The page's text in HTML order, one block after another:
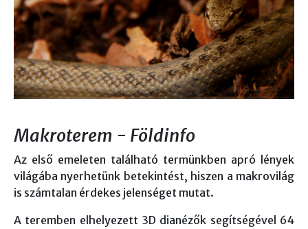
Makroterem - Földinfo
Az első emeleten található termünkben apró lények
világába nyerhetünk betekintést, hiszen a makrovilág
is számtalan érdekes jelenséget mutat.
A teremben elhelyezett 3D dianézők segítségével 64